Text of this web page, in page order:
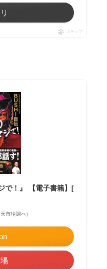
ポチップ
で！』 【電子書籍】[
市場調べ）